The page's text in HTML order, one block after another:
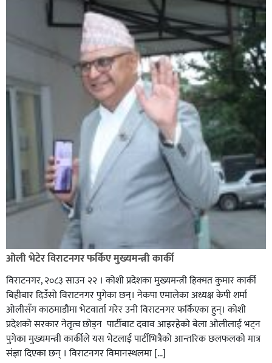
ओली भेटेर विराटनगर फर्किए मुख्यमन्त्री कार्की
विराटनगर, २०८३ साउन २२ । कोशी प्रदेशका मुख्यमन्त्री हिक्मत कुमार कार्की
बिहीबार दिउँसो विराटनगर पुगेका छन्। नेकपा एमालेका अध्यक्ष केपी शर्मा
ओलीसँग काठमाडौंमा भेटवार्ता गरेर उनी विराटनगर फर्किएका हुन्। काेशी
प्रदेशकाे सरकार नेतृत्व छाेड्न पार्टीबाट दवाव आइरहेकाे बेला ओलीलाई भट्न
पुगेका मुख्यमन्त्री कार्कीले यस भेटलाई पार्टीभित्रैको आन्तरिक छलफलकाे मात्र
संज्ञा दिएका छन् । विराटनगर विमानस्थलमा […]